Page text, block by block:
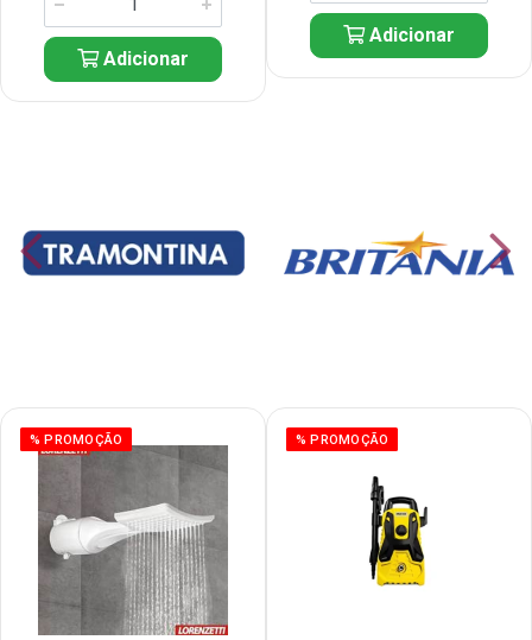
Adicionar
Adicionar
% PROMOÇÃO % PROMOÇÃO